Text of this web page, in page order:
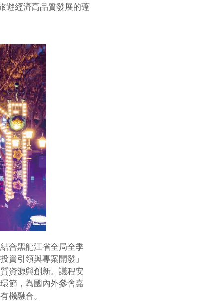
遊經濟高品質發展的蓬
合黑龍江省全局全季
資引領與專案開發」
資源與創新​​。議程安
節，為國內外參會嘉
機融合。